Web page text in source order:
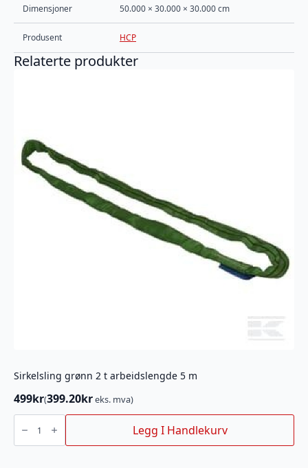
Dimensjoner 50.000 × 30.000 × 30.000 cm
Produsent HCP
Relaterte produkter
Sirkelsling grønn 2 t arbeidslengde 5 m
499kr(399.20kreks. mva)
Sirkelsling
t
Legg I Handlekurv